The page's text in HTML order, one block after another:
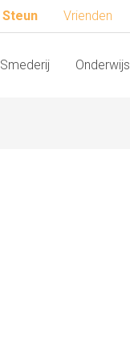
Steun Vrienden
Smederij Onderwijs